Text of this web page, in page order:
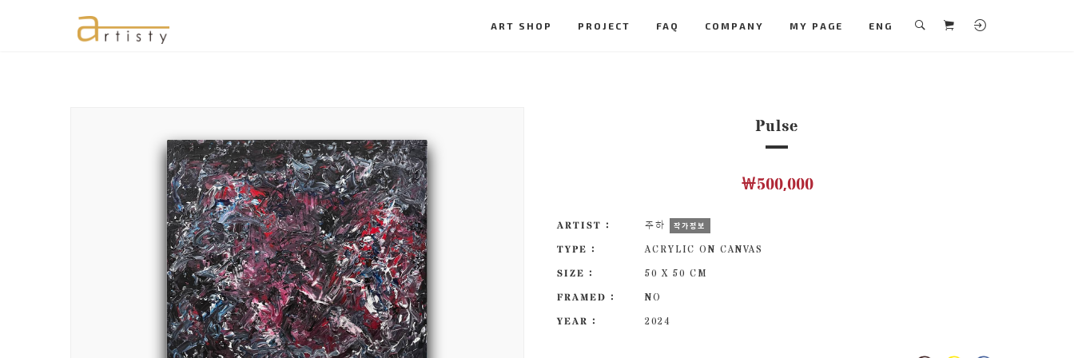
ART SHOP PROJECT FAQ COMPANY MY PAGE ENG
Pulse
￦500,000
ARTIST : 주하 작가정보
TYPE :
ACRYLIC ON CANVAS
SIZE :
50 X 50 CM
FRAMED :
NO
YEAR :
2024